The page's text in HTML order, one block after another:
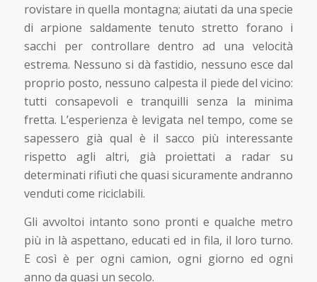
rovistare in quella montagna; aiutati da una specie
di arpione saldamente tenuto stretto forano i
sacchi per controllare dentro ad una velocità
estrema. Nessuno si dà fastidio, nessuno esce dal
proprio posto, nessuno calpesta il piede del vicino:
tutti consapevoli e tranquilli senza la minima
fretta. L’esperienza è levigata nel tempo, come se
sapessero già qual è il sacco più interessante
rispetto agli altri, già proiettati a radar su
determinati rifiuti che quasi sicuramente andranno
venduti come riciclabili.
Gli avvoltoi intanto sono pronti e qualche metro
più in là aspettano, educati ed in fila, il loro turno.
E così è per ogni camion, ogni giorno ed ogni
anno da quasi un secolo.